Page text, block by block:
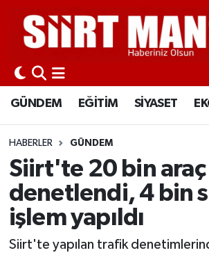
GÜNDEM EĞİTİM SİYASET
HABERLER GÜNDEM
Siirt'te 20 bin araç
denetlendi, 4 bin
işlem yapıldı
Siirt'te yapılan trafik
GÜNDEM
EĞİTİM
SİYASET
EKONOMİ
SPOR
İLÇELER
Siirt Nöbetçi Eczaneler
Siirt Hava Durumu
Siirt Namaz Vakitleri
Siirt Trafik Yoğunluk Haritası
Süper Lig Puan Durumu ve
Tüm Manşetler